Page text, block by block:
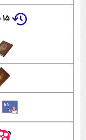
۱۵ سال پیش در چنین روزی